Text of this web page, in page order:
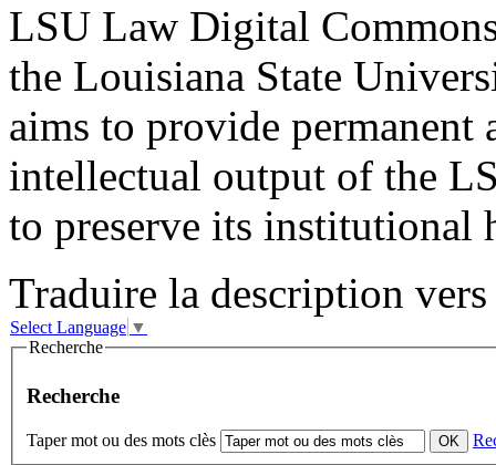
LSU Law Digital
the Louisiana State
aims to provide permanent
intellectual output of the
to preserve its institutional
Traduire la description
Select Language ▼
Recherche
Recherche
Taper mot ou des mots clès